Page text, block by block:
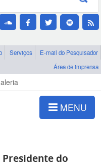
Serviços
E-mail do Pesquisador
Área de imprensa
MENU
do